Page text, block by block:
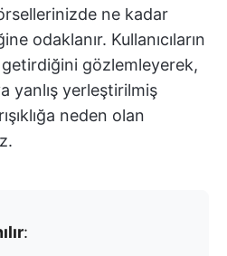
ne kadar
odaklanır. Kullanıcıların
gözlemleyerek,
yanlış yerleştirilmiş
neden olan
: